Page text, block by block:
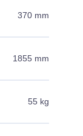
370 mm
1855 mm
55 kg